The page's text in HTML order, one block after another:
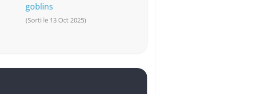
goblins
(Sorti le 13 Oct 2025)